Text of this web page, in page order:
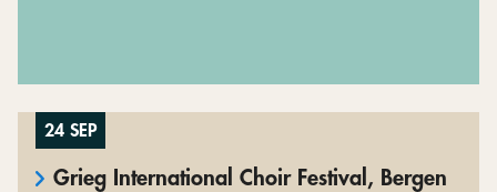
24 SEP
Grieg International Choir Festival, Bergen